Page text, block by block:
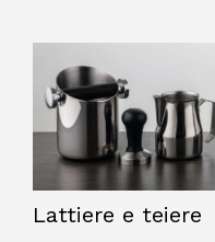
Lattiere e teiere